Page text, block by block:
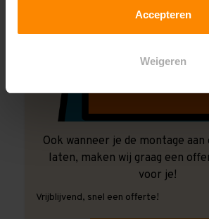
Accepteren
Weigeren
Ook wanneer je de montage
laten, maken wij graag een
voor je!
Vrijblijvend, snel een offerte!